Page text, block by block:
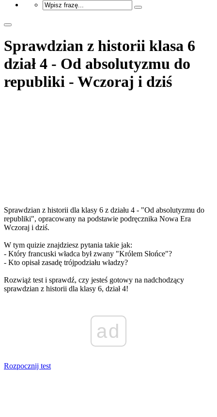
Sprawdzian z historii klasa 6
dział 4 - Od absolutyzmu do
republiki - Wczoraj i dziś
Sprawdzian z historii dla klasy 6 z działu 4 - "Od absolutyzmu do
republiki", opracowany na podstawie podręcznika Nowa Era
Wczoraj i dziś.
W tym quizie znajdziesz pytania takie jak:
- Który francuski władca był zwany "Królem Słońce"?
- Kto opisał zasadę trójpodziału władzy?
Rozwiąż test i sprawdź, czy jesteś gotowy na nadchodzący
sprawdzian z historii dla klasy 6, dział 4!
ad
Rozpocznij test